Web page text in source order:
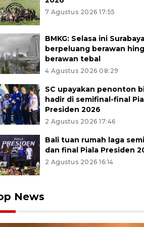
7 Agustus 2026 17:55
BMKG: Selasa ini
berpeluang berawan
berawan tebal
4 Agustus 2026 08:29
SC upayakan penonton
hadir di semifinal-final
Presiden 2026
2 Agustus 2026 17:46
Bali tuan rumah laga
dan final Piala Presiden
2 Agustus 2026 16:14
News